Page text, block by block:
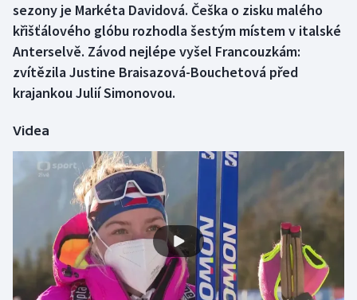
Curling
Dostihy
Florbal
Futsal
Golf
Gymnastika
Házená
Jezdectví
sezony je Markéta Davidová. Češka o zisku malého
křišťálového glóbu rozhodla šestým místem v italské
Anterselvě. Závod nejlépe vyšel Francouzkám:
zvítězila Justine Braisazová-Bouchetová před
krajankou Julií Simonovou.
Videa